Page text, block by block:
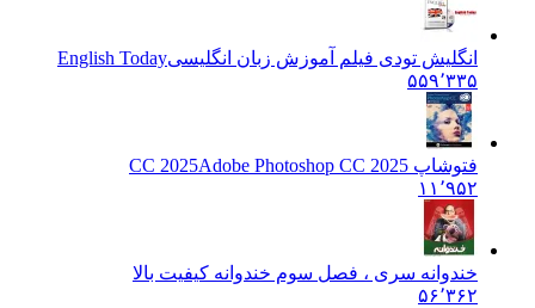
انگلیش تودی فیلم آموزش زبان انگليسیEnglish Today
۵۵۹٬۳۳۵
فتوشاپ CC 2025 Adobe Photoshop CC 2025
۱۱٬۹۵۲
خندوانه سری ، فصل سوم خندوانه کیفیت بالا
۵۶٬۳۶۲